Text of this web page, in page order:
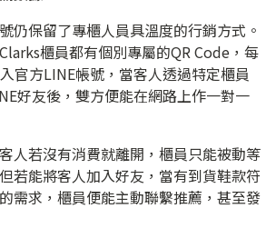
仍保留了專櫃人員具溫度的行銷方式。
櫃員都有個別專屬的QR Code，每
官方LINE帳號，當客人透過特定櫃員
好友後，雙方便能在網路上作一對一
人若沒有消費就離開，櫃員只能被動等
若能將客人加入好友，當有到貨鞋款符
需求，櫃員便能主動聯繫推薦，甚至發